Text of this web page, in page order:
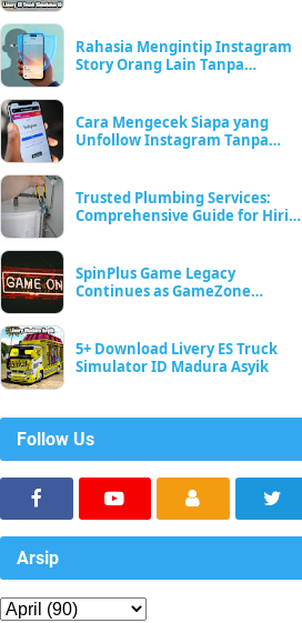
Rahasia Mengintip Instagram
Story Orang Lain Tanpa
Cara Mengecek Siapa yang
Unfollow Instagram Tanpa
Trusted Plumbing Services:
Comprehensive Guide for Hiring
SpinPlus Game Legacy
Continues as GameZone
5+ Download Livery ES Truck
Simulator ID Madura Asyik
Follow Us
Arsip